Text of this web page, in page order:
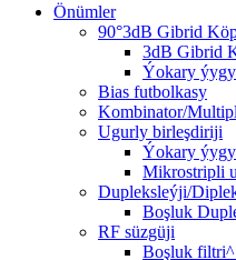
Önümler
90°3dB Gibrid
3dB Gibrid
Ýokary
Bias futbolkasy
Kombinator/
Ugurly birleşdiriji
Ýokary
Mikrostripli
Dupleksleýji/
Boşluk
RF süzgüji
Boşluk